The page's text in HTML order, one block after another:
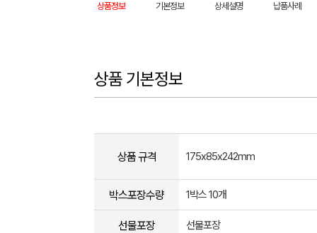
상품정보 기본정보 상세설명 납품사례
상품 기본정보
상품 규격 175x85x242mm
박스포장수량 1박스 10개
선물포장 선물포장